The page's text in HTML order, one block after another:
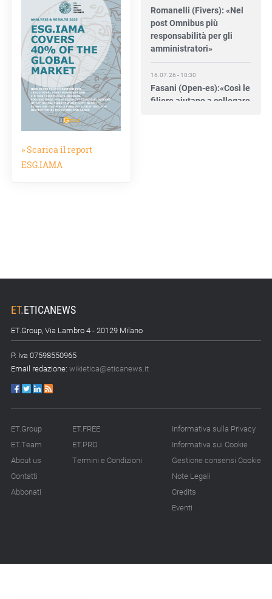
» Scarica il report
ESG.IAMA
Romanelli (Fivers): «Nel
post Omnibus più
responsabilità per gli
amministratori»
16.07.26 - 10:30
Fasani (Open-es):«Così le
filiere aiutano a collegare
15.07.26 - 8:00
14.07.26 - 12:20
14.07.26 - 11:00
SRI: oltre 20
appuntamenti
14.07.26 - 10:00
Mcc colloca social bond
bancarie
ET.ETICANEWS
ET.Group, Via Lambro 4 - 20129 Milano
P. Iva 07598550965
Email redazione: wikietica@eticanews.it
ET.Group
ET.Team
About us
Contatti
Abbonati
ET.FREE
ET.PRO
Termini e Condizioni
Informativa sulla Privacy
Informativa sui Cookie
Gestione consensi Cookie
Note Legali
Credits
Eventi